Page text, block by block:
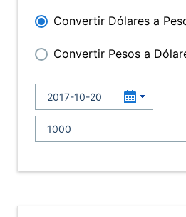
Convertir Dólares a
Convertir Pesos a